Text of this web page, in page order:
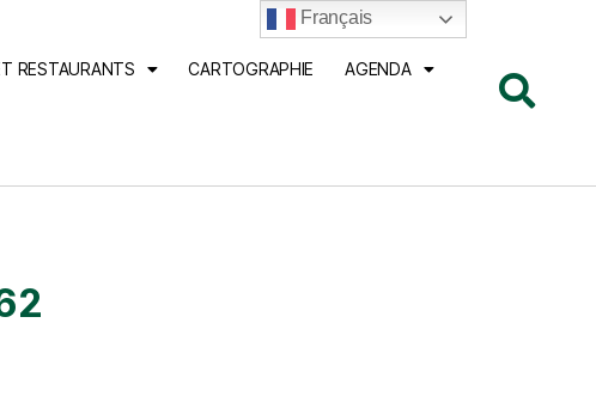
RESTAURANTS CARTOGRAPHIE AGENDA
Français